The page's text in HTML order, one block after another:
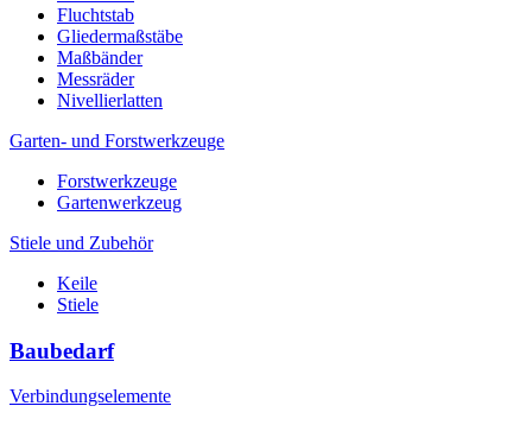
Fluchtstab
Gliedermaßstäbe
Maßbänder
Messräder
Nivellierlatten
Garten- und Forstwerkzeuge
Forstwerkzeuge
Gartenwerkzeug
Stiele und Zubehör
Keile
Stiele
Baubedarf
Verbindungselemente